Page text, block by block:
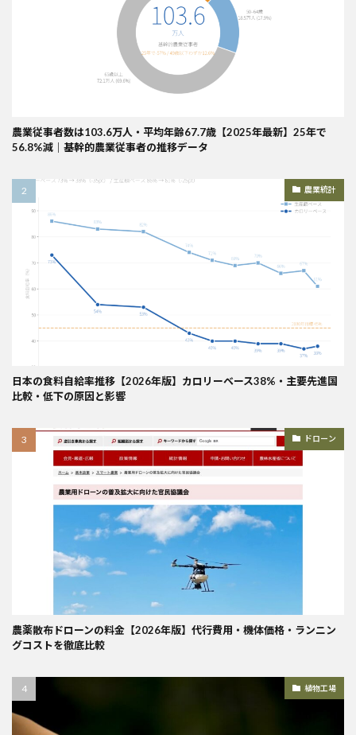
農業従事者数は103.6万人・平均年齢67.7歳【2025年最新】25年で
56.8%減｜基幹的農業従事者の推移データ
農業統計
日本の食料自給率推移【2026年版】カロリーベース38%・主要先進国
比較・低下の原因と影響
ドローン
農薬散布ドローンの料金【2026年版】代行費用・機体価格・ランニン
グコストを徹底比較
植物工場